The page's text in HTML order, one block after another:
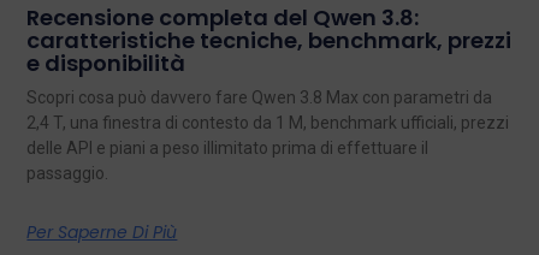
Recensione completa del Qwen 3.8:
caratteristiche tecniche, benchmark, prezzi
e disponibilità
Scopri cosa può davvero fare Qwen 3.8 Max con parametri da
2,4 T, una finestra di contesto da 1 M, benchmark ufficiali, prezzi
delle API e piani a peso illimitato prima di effettuare il
passaggio.
Per Saperne Di Più